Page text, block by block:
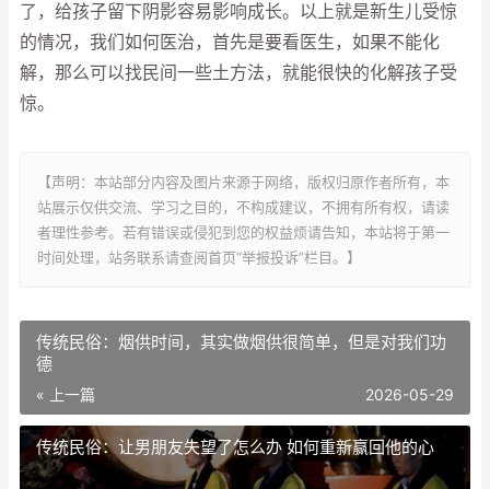
了，给孩子留下阴影容易影响成长。以上就是新生儿受惊
的情况，我们如何医治，首先是要看医生，如果不能化
解，那么可以找民间一些土方法，就能很快的化解孩子受
惊。
【声明：本站部分内容及图片来源于网络，版权归原作者所有，本
站展示仅供交流、学习之目的，不构成建议，不拥有所有权，请读
者理性参考。若有错误或侵犯到您的权益烦请告知，本站将于第一
时间处理，站务联系请查阅首页“举报投诉”栏目。】
传统民俗：烟供时间，其实做烟供很简单，但是对我们功
德
« 上一篇 2026-05-29
传统民俗：让男朋友失望了怎么办 如何重新赢回他的心